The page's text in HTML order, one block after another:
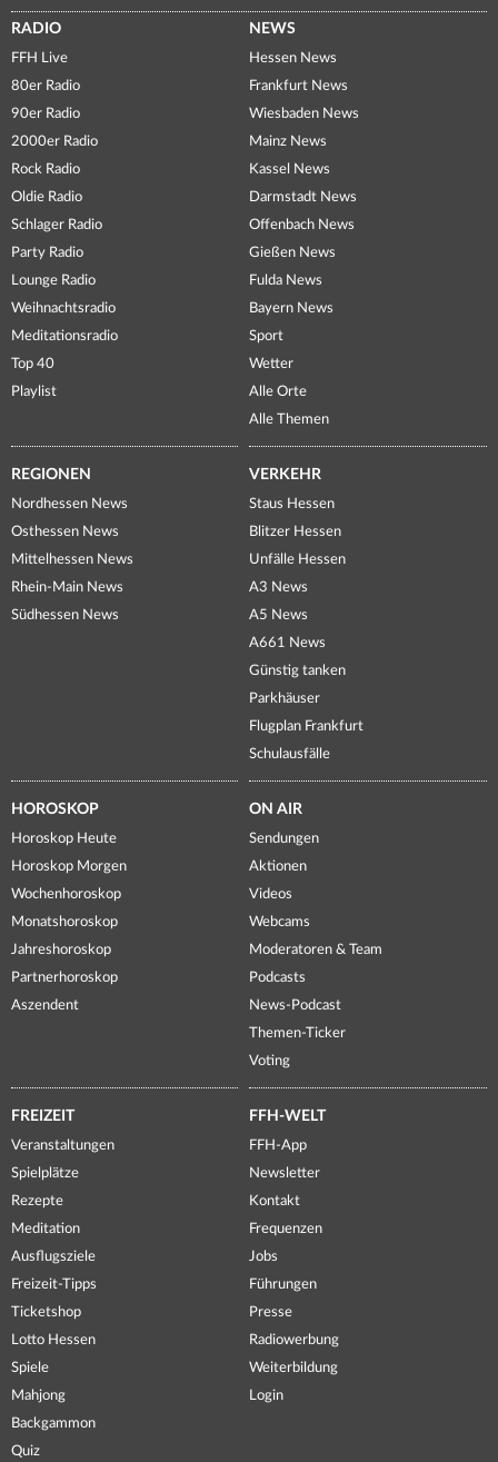
RADIO
FFH Live
80er Radio
90er Radio
2000er Radio
Rock Radio
Oldie Radio
Schlager Radio
Party Radio
Lounge Radio
Weihnachtsradio
Meditationsradio
Top 40
Playlist
NEWS
Hessen News
Frankfurt News
Wiesbaden News
Mainz News
Kassel News
Darmstadt News
Offenbach News
Gießen News
Fulda News
Bayern News
Sport
Wetter
Alle Orte
Alle Themen
REGIONEN
Nordhessen News
Osthessen News
Mittelhessen News
Rhein-Main News
Südhessen News
VERKEHR
Staus Hessen
Blitzer Hessen
Unfälle Hessen
A3 News
A5 News
A661 News
Günstig tanken
Parkhäuser
Flugplan Frankfurt
Schulausfälle
HOROSKOP
Horoskop Heute
Horoskop Morgen
Wochenhoroskop
Monatshoroskop
Jahreshoroskop
Partnerhoroskop
Aszendent
ON AIR
Sendungen
Aktionen
Videos
Webcams
Moderatoren & Team
Podcasts
News-Podcast
Themen-Ticker
Voting
FREIZEIT
Veranstaltungen
Spielplätze
Rezepte
Meditation
Ausflugsziele
Freizeit-Tipps
Ticketshop
Lotto Hessen
Spiele
Mahjong
Backgammon
Quiz
FFH-WELT
FFH-App
Newsletter
Kontakt
Frequenzen
Jobs
Führungen
Presse
Radiowerbung
Weiterbildung
Login